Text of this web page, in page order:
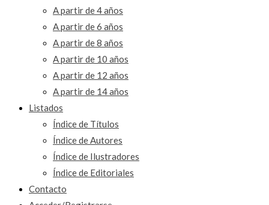
A partir de 4 años
A partir de 6 años
A partir de 8 años
A partir de 10 años
A partir de 12 años
A partir de 14 años
Listados
Índice de Títulos
Índice de Autores
Índice de Ilustradores
Índice de Editoriales
Contacto